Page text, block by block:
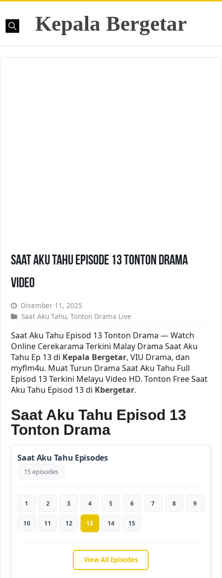
Kepala Bergetar
Saat Aku Tahu Episode 13 Tonton Drama
Video
Disember 11, 2025
Saat Aku Tahu,Tonton Drama Live
Saat Aku Tahu Episod 13 Tonton Drama — Watch
Online Cerekarama Terkini Malay Drama Saat Aku
Tahu Ep 13 di Kepala Bergetar, VIU Drama, dan
myflm4u. Muat Turun Drama Saat Aku Tahu Full
Episod 13 Terkini Melayu Video HD. Tonton Free Saat
Aku Tahu Episod 13 di Kbergetar.
Saat Aku Tahu Episod 13
Tonton Drama
Saat Aku Tahu Episodes
15 episodes
1 2 3 4 5 6 7 8 9
10 11 12 13 14 15
View All Episodes